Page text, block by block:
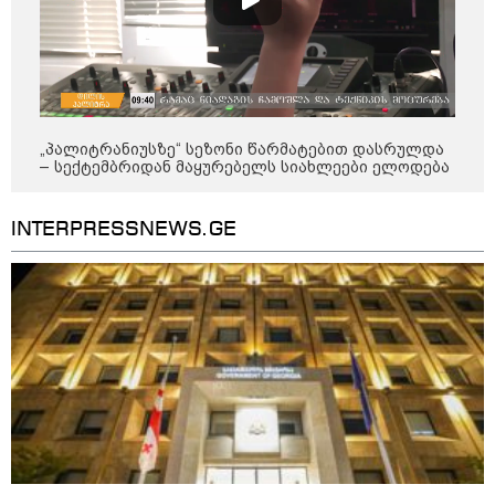
გადავცემ" - ეკა კუპატაძე
განცხადებას ავრცელებს
რა ისმინს სახლში დაყენებული
მომსასმენი მოწყობილობის
ჩანაწერში, სადაც ნია იმნაძე
მამას ესაუბრება?
დაკარგული 17 წლის ბიჭის დედა
განწირული ვედრების ხმა
ამოიცნო
პოლიტიკა
„პალიტრანიუსზე“ სეზონი წარმატებით დასრულდა
– სექტემბრიდან მაყურებელს სიახლეები ელოდება
INTERPRESSNEWS.GE